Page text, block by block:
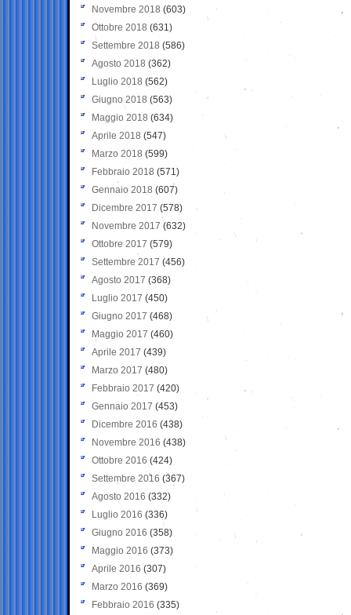
Novembre 2018 (603)
Ottobre 2018 (631)
Settembre 2018 (586)
Agosto 2018 (362)
Luglio 2018 (562)
Giugno 2018 (563)
Maggio 2018 (634)
Aprile 2018 (547)
Marzo 2018 (599)
Febbraio 2018 (571)
Gennaio 2018 (607)
Dicembre 2017 (578)
Novembre 2017 (632)
Ottobre 2017 (579)
Settembre 2017 (456)
Agosto 2017 (368)
Luglio 2017 (450)
Giugno 2017 (468)
Maggio 2017 (460)
Aprile 2017 (439)
Marzo 2017 (480)
Febbraio 2017 (420)
Gennaio 2017 (453)
Dicembre 2016 (438)
Novembre 2016 (438)
Ottobre 2016 (424)
Settembre 2016 (367)
Agosto 2016 (332)
Luglio 2016 (336)
Giugno 2016 (358)
Maggio 2016 (373)
Aprile 2016 (307)
Marzo 2016 (369)
Febbraio 2016 (335)